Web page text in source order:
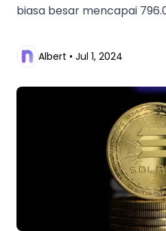
biasa besar mencapai
Albert • Jul 1, 2024